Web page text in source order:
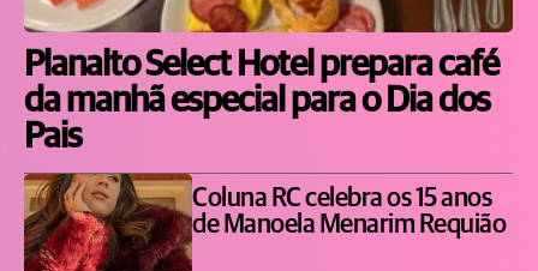
Planalto Select Hotel prepara café
da manhã especial para o Dia dos
Pais
Coluna RC celebra os 15 anos
de Manoela Menarim Requião